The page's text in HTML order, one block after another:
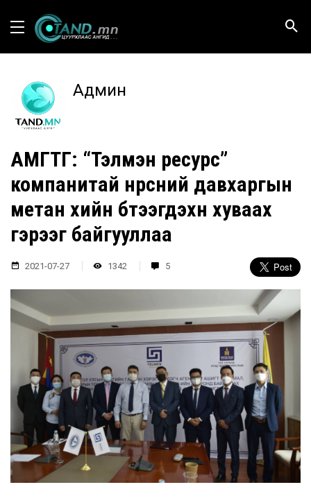
Админ
АМГТГ: “Тэлмэн ресурс”
компанитай нүүрсний давхаргын
метан хийн бүтээгдэхүүн хуваах
гэрээг байгууллаа
2021-07-27 1342 5